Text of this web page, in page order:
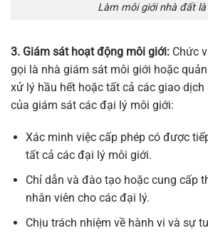
Làm môi giới nhà đất là
3. Giám sát hoạt động môi giới: Chức
gọi là nhà giám sát môi giới hoặc
xử lý hầu hết hoặc tất cả các giao dịch
của giám sát các đại lý môi giới:
Xác minh việc cấp phép có được
tất cả các đại lý môi giới.
Chỉ dẫn và đào tạo hoặc cung cấp
nhân viên cho các đại lý.
Chịu trách nhiệm về hành vi và sự